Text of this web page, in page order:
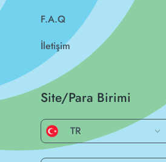
F.A.Q
İletişim
Site/Para Birimi
TR